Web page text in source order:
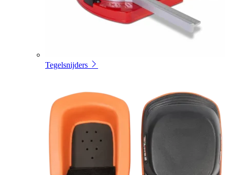
Tegelsnijders